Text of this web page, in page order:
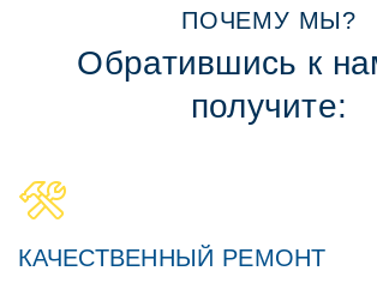
ПОЧЕМУ МЫ?
Обратившись к
получите:
КАЧЕСТВЕННЫЙ РЕМОНТ